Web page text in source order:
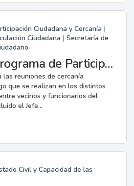
Ciudadana y Cercanía |
Ciudadana | Secretaría de
Cercanía - Programa de Participación Ciudadana
reuniones de cercanía
que se realizan en los distintos
vecinos y funcionarios del
el Jefe...
Civil y Capacidad de las